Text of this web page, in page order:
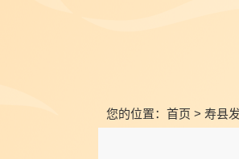
您的位置： 首页 > 寿县